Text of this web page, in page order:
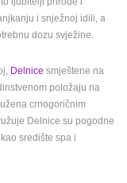
i snježnoj idili, a
dozu svježine.
Delnice smještene na
položaju na
crnogoričnim
Delnice su pogodne
središte spa i